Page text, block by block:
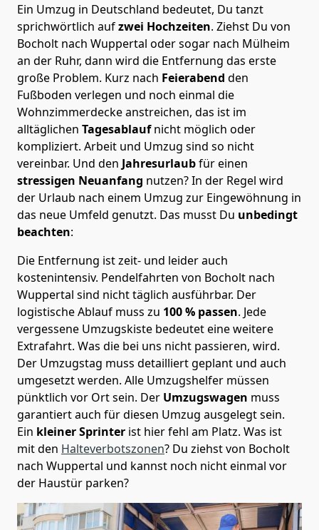
Ein Umzug in Deutschland bedeutet, Du tanzt
sprichwörtlich aufzwei Hochzeiten. Ziehst Du von
Bocholt nach Wuppertal oder sogar nach Mülheim
an der Ruhr, dann wird die Entfernung das erste
große Problem. Kurz nach Feierabend den
Fußboden verlegen und noch einmal die
Wohnzimmerdecke anstreichen, das ist im
alltäglichen Tagesablaufnicht möglich oder
kompliziert. Arbeit und Umzug sind so nicht
vereinbar. Und den Jahresurlaubfür einen
stressigen Neuanfang nutzen? In der Regel wird
der Urlaub nach einem Umzug zur Eingewöhnung in
das neue Umfeld genutzt. Das musst Du unbedingt
beachten:
Die Entfernung ist zeit- und leider auch
kostenintensiv. Pendelfahrten von Bocholt nach
Wuppertal sind nicht täglich ausführbar. Der
logistische Ablauf muss zu 100 % passen. Jede
vergessene Umzugskiste bedeutet eine weitere
Extrafahrt. Was die bei uns nicht passieren, wird.
Der Umzugstag muss detailliert geplant und auch
umgesetzt werden. Alle Umzugshelfer müssen
pünktlich vor Ort sein. Der Umzugswagen muss
garantiert auch für diesen Umzug ausgelegt sein.
Ein kleiner Sprinter ist hier fehl am Platz. Was ist
mit den Halteverbotszonen? Du ziehst von Bocholt
nach Wuppertal und kannst noch nicht einmal vor
der Haustür parken?